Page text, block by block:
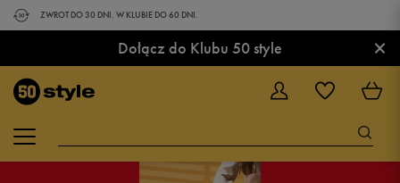
ZWROT DO 30 DNI. W KLUBIE DO 60 DNI.
Dołącz do Klubu 50 style ×